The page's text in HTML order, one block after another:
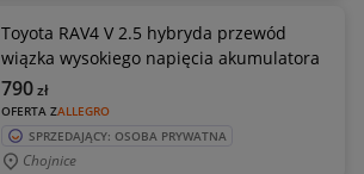
Toyota RAV4 V 2.5 hybryda przewód
wiązka wysokiego napięcia akumulatora
OFERTA ZALLEGRO
790zł
SPRZEDAJĄCY: OSOBA PRYWATNA
Chojnice